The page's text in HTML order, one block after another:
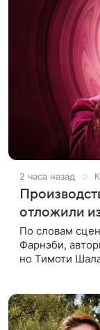
2 часа назад
отложили
По словам
Фарнэби,
но Тимоти